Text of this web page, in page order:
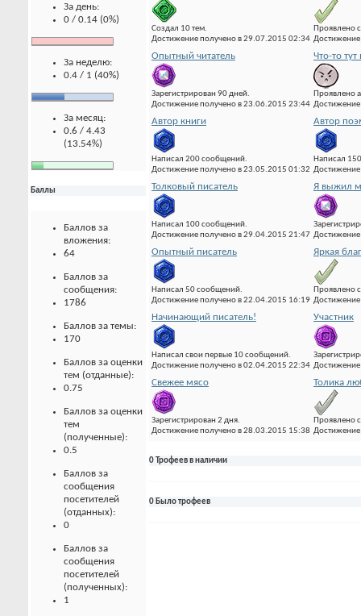
За день:
0 / 0.14 (0%)
За неделю:
0.4 / 1 (40%)
За месяц:
0.6 / 4.43
(13.54%)
Баллы
Баллов за
вложения:
64
Баллов за
сообщения:
1786
Баллов за темы:
170
Баллов за оценки
тем (отданные):
0.75
Баллов за оценки
тем
(полученные):
0.5
Баллов за
сообщения
посетителей
(отданных):
0
Баллов за
сообщения
посетителей
(полученных):
1
Создал 10 тем.
Достижение получено в 29.07.2015 02:34
Проявлено
Опытный читатель
Зарегистрирован 90 дней.
Достижение получено в 23.06.2015 23:44
Что-то тут
Проявлено
Автор книги
Написал 200 сообщений.
Достижение получено в 23.05.2015 01:32
Автор
Написал
Толковый писатель
Написал 100 сообщений.
Достижение получено в 29.04.2015 21:47
Я выжил
Опытный писатель
Написал 50 сообщений.
Достижение получено в 22.04.2015 16:19
Яркая
Проявлено
Начинающий писатель!
Написал свои первые 10 сообщений.
Достижение получено в 02.04.2015 22:34
Участник
Свежее мясо
Зарегистрирован 2 дня.
Достижение получено в 28.03.2015 15:38
Толика
Проявлено
0 Трофеев в наличии
0 Было трофеев